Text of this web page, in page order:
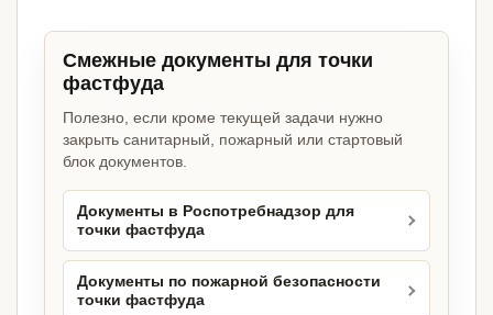
Смежные документы для точки
фастфуда
Полезно, если кроме текущей задачи нужно
закрыть санитарный, пожарный или стартовый
блок документов.
Документы в Роспотребнадзор для
точки фастфуда
Документы по пожарной безопасности
точки фастфуда